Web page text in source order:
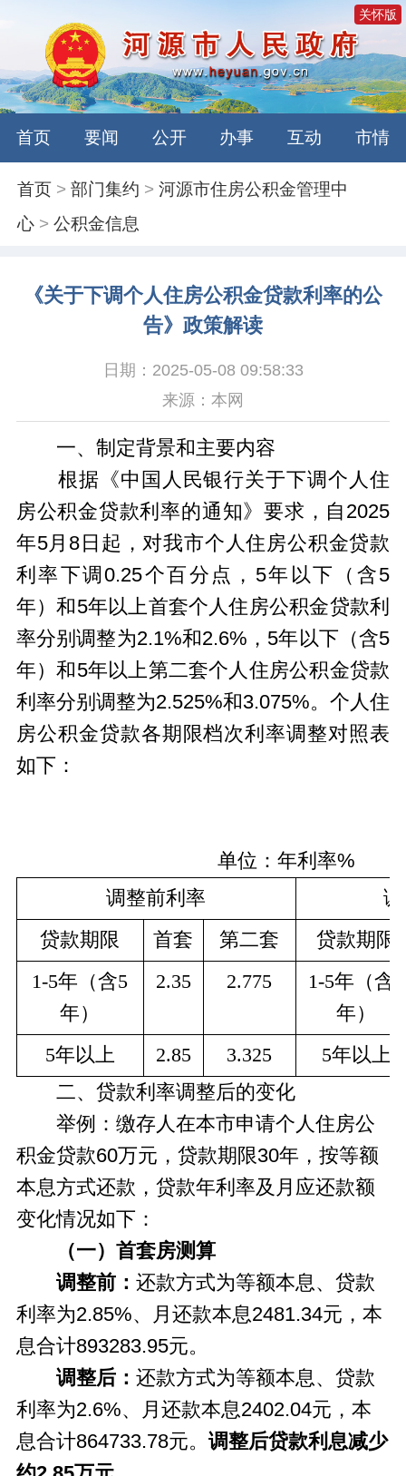
关怀版
首页 要闻 公开 办事 互动 市情
首页 >部门集约 >河源市住房公积金管理中
心 >公积金信息
《关于下调个人住房公积金贷款利率的公
告》政策解读
日期：2025-05-08 09:58:33
来源：本网
一、制定背景和主要内容
根据《中国人民银行关于下调个人住
房公积金贷款利率的通知》要求，自2025
年5月8日起，对我市个人住房公积金贷款
利率下调0.25个百分点，5年以下（含5
年）和5年以上首套个人住房公积金贷款利
率分别调整为2.1%和2.6%，5年以下（含5
年）和5年以上第二套个人住房公积金贷款
利率分别调整为2.525%和3.075%。个人住
房公积金贷款各期限档次利率调整对照表
如下：
单位：年利率%
调整前利率
贷款期限
首套 第二套
贷款期限
1-5年（含5
年）
2.35 2.775
1-5年（含5
年）
5年以上
2.85 3.325
5年以上
二、贷款利率调整后的变化
举例：缴存人在本市申请个人住房公
积金贷款60万元，贷款期限30年，按等额
本息方式还款，贷款年利率及月应还款额
变化情况如下：
（一）首套房测算
调整前： 还款方式为等额本息、贷款
利率为2.85%、月还款本息2481.34元，本
息合计893283.95元。
调整后： 还款方式为等额本息、贷款
利率为2.6%、月还款本息2402.04元，本
息合计864733.78元。 调整后贷款利息减少